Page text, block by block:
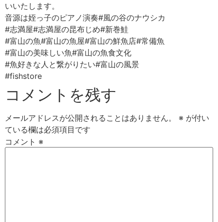
いいたします。
音源は姪っ子のピアノ演奏#風の谷のナウシカ
#志満屋#志満屋の昆布じめ#新巻鮭
#富山の魚#富山の魚屋#富山の鮮魚店#常備魚
#富山の美味しい魚#富山の魚食文化
#魚好きな人と繋がりたい#富山の風景
#fishstore
コメントを残す
メールアドレスが公開されることはありません。 ※ が付い
ている欄は必須項目です
コメント ※